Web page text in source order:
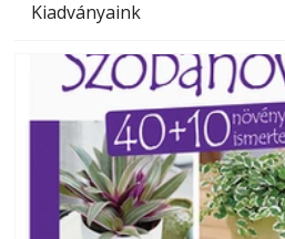
Kiadványaink